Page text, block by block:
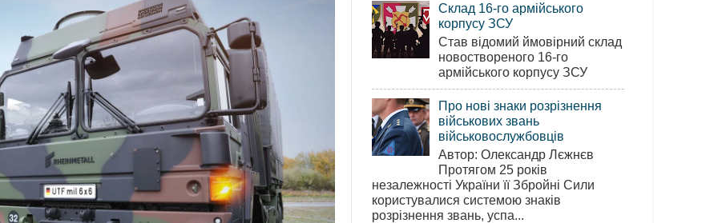
Склад 16-го армійського
корпусу ЗСУ
Став відомий ймовірний склад
новоствореного 16-го
армійського корпусу ЗСУ
Про нові знаки розрізнення
військових звань
військовослужбовців
Автор: Олександр Лєжнєв
Протягом 25 років
незалежності України її Збройні Сили
користувалися системою знаків
розрізнення звань, успа...